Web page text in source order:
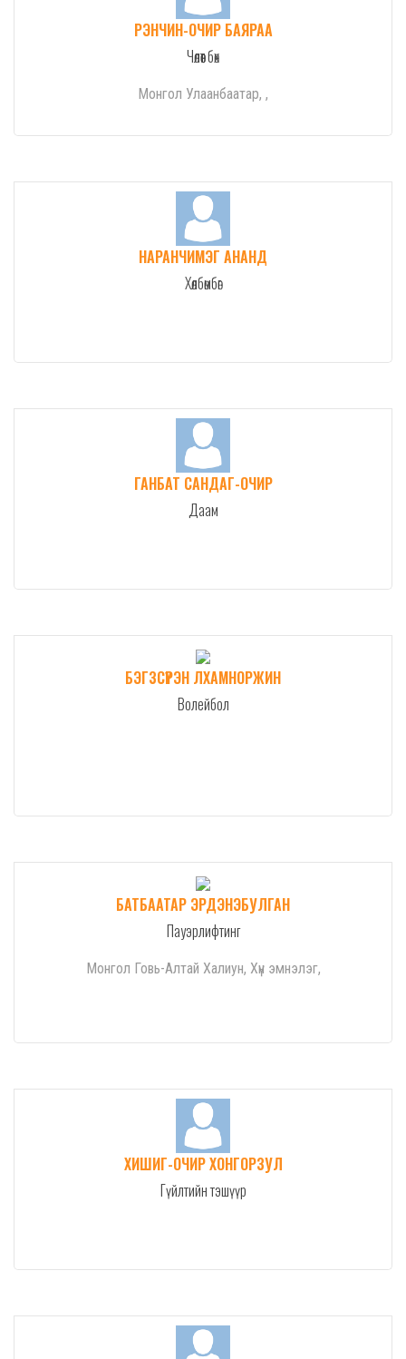
РЭНЧИН-ОЧИР БАЯРАА
Чөлөөт бөх
Монгол Улаанбаатар, ,
НАРАНЧИМЭГ АНАНД
Хөлбөмбөг
ГАНБАТ САНДАГ-ОЧИР
Даам
БЭГЗСҮРЭН ЛХАМНОРЖИН
Волейбол
БАТБААТАР ЭРДЭНЭБУЛГАН
Пауэрлифтинг
Монгол Говь-Алтай Халиун, Хүн эмнэлэг,
ХИШИГ-ОЧИР ХОНГОРЗУЛ
Гүйлтийн тэшүүр